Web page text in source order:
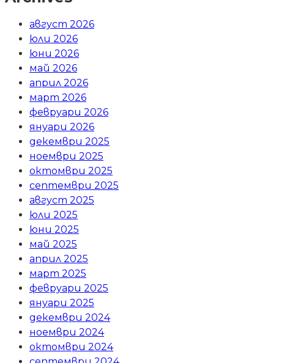
август 2026
юли 2026
юни 2026
май 2026
април 2026
март 2026
февруари 2026
януари 2026
декември 2025
ноември 2025
октомври 2025
септември 2025
август 2025
юли 2025
юни 2025
май 2025
април 2025
март 2025
февруари 2025
януари 2025
декември 2024
ноември 2024
октомври 2024